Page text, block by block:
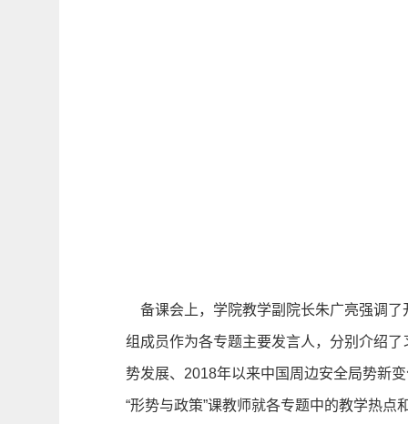
备课会上，学院教学副院长朱广亮强调
组成员作为各专题主要发言人，分别介绍
势发展、2018年以来中国周边安全局势新
“形势与政策”课教师就各专题中的教学热点